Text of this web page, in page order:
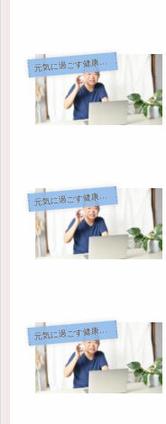
元気に過ごす健康とデジタル
元気に過ごす健康とデジタル
元気に過ごす健康とデジタル